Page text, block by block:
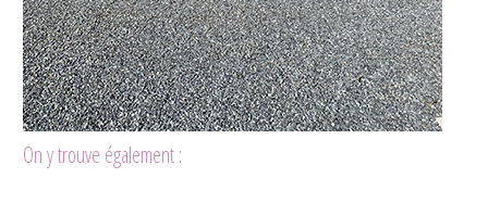
On y trouve également :